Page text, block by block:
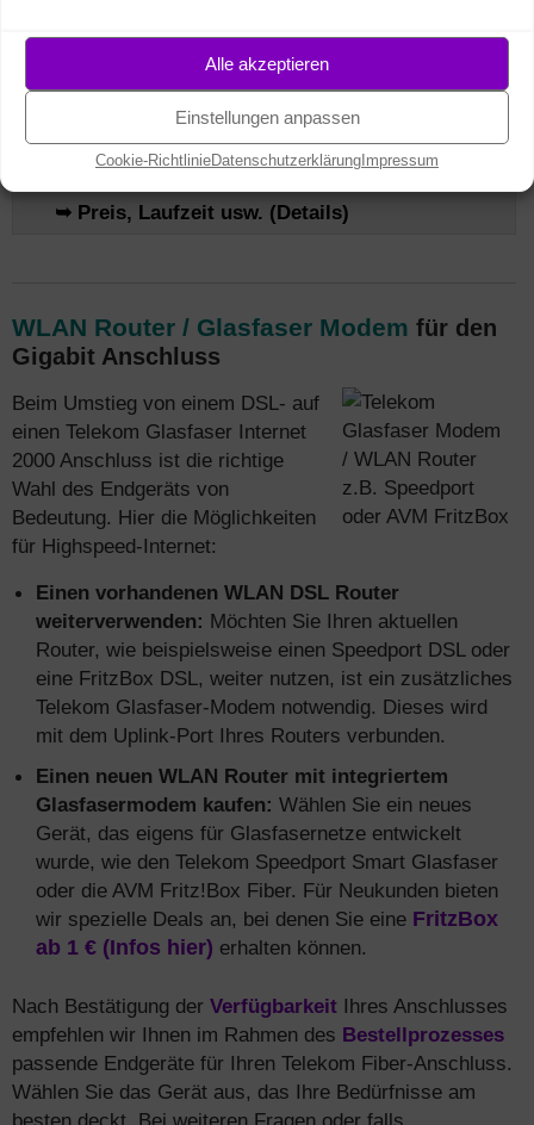
Alle akzeptieren
Einstellungen anpassen
Cookie-RichtlinieDatenschutzerklärung Impressum
➥ Fernsehen / MagentaTV (Details)
➥ Netzausbau / Verfügbarkeit (Details)
➥ Preis, Laufzeit usw. (Details)
WLAN Router / Glasfaser Modem für den
Gigabit Anschluss
Beim Umstieg von einem DSL- auf
einen Telekom Glasfaser Internet
2000 Anschluss ist die richtige
Wahl des Endgeräts von
Bedeutung. Hier die Möglichkeiten
für Highspeed-Internet:
Einen vorhandenen WLAN DSL Router
weiterverwenden: Möchten Sie Ihren aktuellen
Router, wie beispielsweise einen Speedport DSL oder
eine FritzBox DSL, weiter nutzen, ist ein zusätzliches
Telekom Glasfaser-Modem notwendig. Dieses wird
mit dem Uplink-Port Ihres Routers verbunden.
Einen neuen WLAN Router mit integriertem
Glasfasermodem kaufen: Wählen Sie ein neues
Gerät, das eigens für Glasfasernetze entwickelt
wurde, wie den Telekom Speedport Smart Glasfaser
oder die AVM Fritz!Box Fiber. Für Neukunden bieten
wir spezielle Deals an, bei denen Sie eine FritzBox
ab 1 € (Infos hier) erhalten können.
Nach Bestätigung der Verfügbarkeit Ihres Anschlusses
empfehlen wir Ihnen im Rahmen des Bestellprozesses
passende Endgeräte für Ihren Telekom Fiber-Anschluss.
Wählen Sie das Gerät aus, das Ihre Bedürfnisse am
besten deckt. Bei weiteren Fragen oder falls